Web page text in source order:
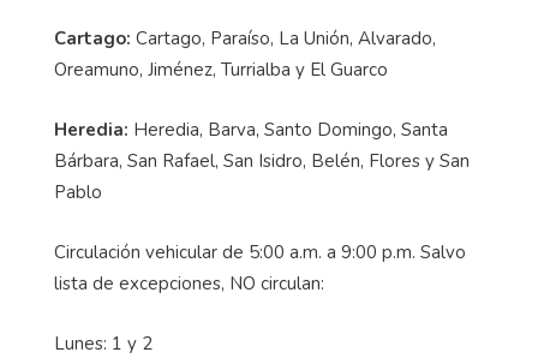
Cartago: Cartago, Paraíso, La Unión, Alvarado,
Oreamuno, Jiménez, Turrialba y El Guarco
Heredia: Heredia, Barva, Santo Domingo, Santa
Bárbara, San Rafael, San Isidro, Belén, Flores y San
Pablo
Circulación vehicular de 5:00 a.m. a 9:00 p.m. Salvo
lista de excepciones, NO circulan:
Lunes: 1 y 2